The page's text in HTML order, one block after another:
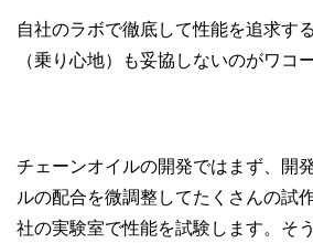
自社のラボで徹底して性能を追求す
（乗り心地）も妥協しないのがワコ
チェーンオイルの開発ではまず、開
ルの配合を微調整してたくさんの試
社の実験室で性能を試験します。そ